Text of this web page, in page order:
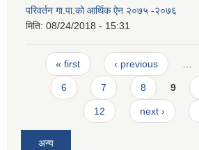
परिवर्तन गा.पा.को आर्थिक ऐन २०७५ -२०७६
मिति: 08/24/2018 - 15:31
Pages
« first ‹ previous
6 7 8 9
12 next ›
अन्य